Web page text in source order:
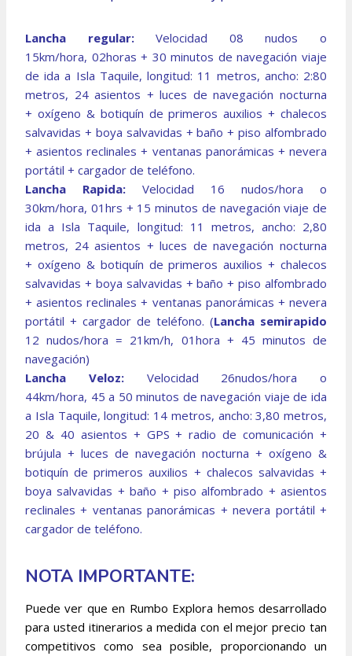
Lancha regular:Velocidad 08 nudos o
15km/hora, 02horas + 30 minutos de navegación viaje
de ida a Isla Taquile, longitud: 11 metros, ancho: 2:80
metros, 24 asientos + luces de navegación nocturna
+ oxígeno & botiquín de primeros auxilios + chalecos
salvavidas + boya salvavidas + baño + piso alfombrado
+ asientos reclinales + ventanas panorámicas + nevera
portátil + cargador de teléfono.
Lancha Rapida: Velocidad 16 nudos/hora o
30km/hora, 01hrs + 15 minutos de navegación viaje de
ida a Isla Taquile, longitud: 11 metros, ancho: 2,80
metros, 24 asientos + luces de navegación nocturna
+ oxígeno & botiquín de primeros auxilios + chalecos
salvavidas + boya salvavidas + baño + piso alfombrado
+ asientos reclinales + ventanas panorámicas + nevera
portátil + cargador de teléfono. (Lancha semirapido
12 nudos/hora = 21km/h, 01hora + 45 minutos de
navegación)
Lancha Veloz:Velocidad 26nudos/hora o
44km/hora, 45 a 50 minutos de navegación viaje de ida
a Isla Taquile, longitud: 14 metros, ancho: 3,80 metros,
20 & 40 asientos + GPS + radio de comunicación +
brújula + luces de navegación nocturna + oxígeno &
botiquín de primeros auxilios + chalecos salvavidas +
boya salvavidas + baño + piso alfombrado + asientos
reclinales + ventanas panorámicas + nevera portátil +
cargador de teléfono.
NOTA IMPORTANTE:
Puede ver que en Rumbo Explora hemos desarrollado
para usted itinerarios a medida con el mejor precio tan
competitivos como sea posible, proporcionando un